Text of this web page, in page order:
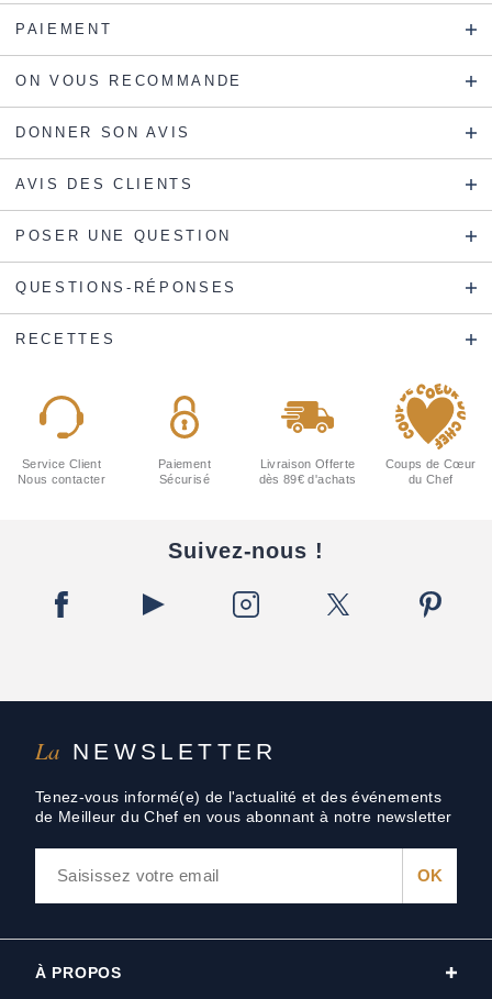
PAIEMENT
ON VOUS RECOMMANDE
DONNER SON AVIS
AVIS DES CLIENTS
POSER UNE QUESTION
QUESTIONS-RÉPONSES
RECETTES
La NEWSLETTER
Tenez-vous informé(e) de l'actualité et des événements
de Meilleur du Chef en vous abonnant à notre newsletter
Service Client
Nous contacter
Paiement
Sécurisé
Livraison Offerte
dès 89€ d'achats
Coups de Cœur
du Chef
Suivez-nous !
À PROPOS